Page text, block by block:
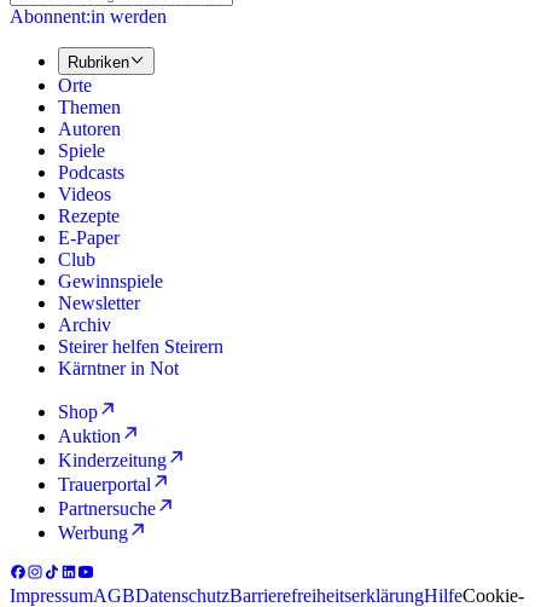
Abonnent:in werden
Rubriken
Orte
Themen
Autoren
Spiele
Podcasts
Videos
Rezepte
E-Paper
Club
Gewinnspiele
Newsletter
Archiv
Steirer helfen Steirern
Kärntner in Not
Shop
Auktion
Kinderzeitung
Trauerportal
Partnersuche
Werbung
ImpressumAGBDatenschutzBarrierefreiheitserklärungHilfeCookie-